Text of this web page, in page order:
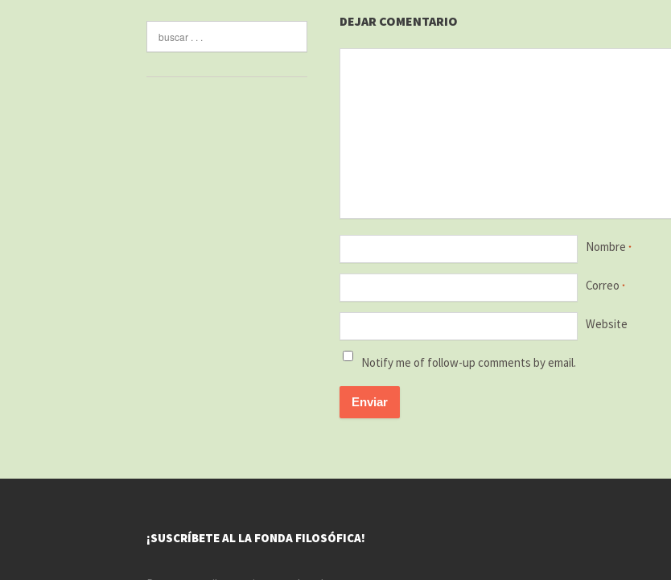
DEJAR COMENTARIO
Nombre *
Correo *
Website
Notify me of follow-up comments by email.
¡SUSCRÍBETE AL LA FONDA FILOSÓFICA!